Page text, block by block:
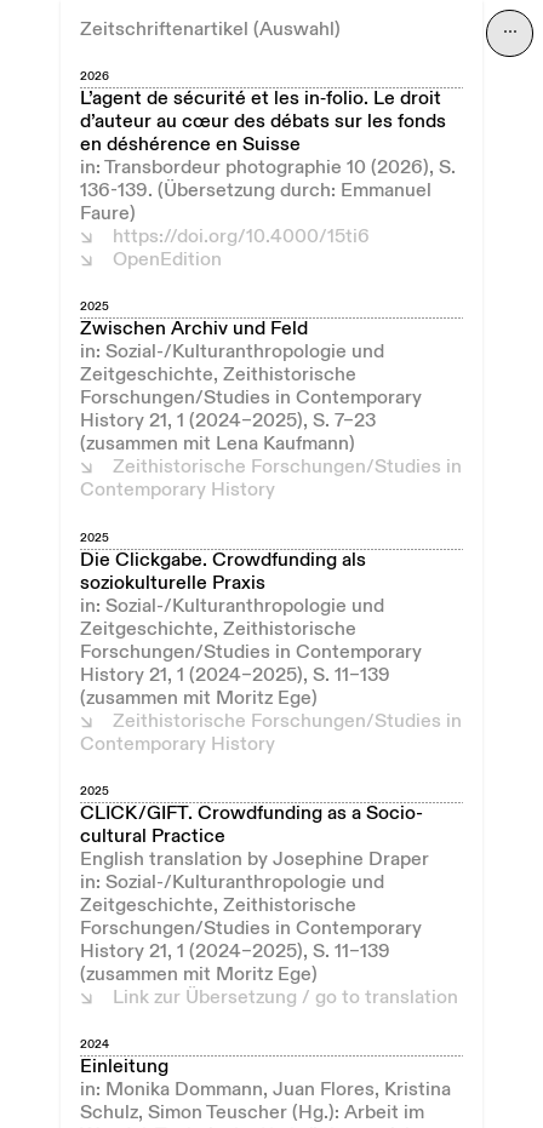
⋯
Zeitschriftenartikel (Auswahl)
2026
L’agent de sécurité et les in‑folio. Le droit
d’auteur au cœur des débats sur les fonds
en déshérence en Suisse
in: Transbordeur photographie 10 (2026), S.
136-139. (Übersetzung durch: Emmanuel
Faure)
https://doi.org/10.4000/15ti6
OpenEdition
2025
Zwischen Archiv und Feld
in: Sozial-/Kulturanthropologie und
Zeitgeschichte, Zeithistorische
Forschungen/Studies in Contemporary
History 21, 1 (2024–2025), S. 7–23
(zusammen mit Lena Kaufmann)
Zeithistorische Forschungen/Studies in
Contemporary History
2025
Die Clickgabe. Crowdfunding als
soziokulturelle Praxis
in: Sozial-/Kulturanthropologie und
Zeitgeschichte, Zeithistorische
Forschungen/Studies in Contemporary
History 21, 1 (2024–2025), S. 11–139
(zusammen mit Moritz Ege)
Zeithistorische Forschungen/Studies in
Contemporary History
2025
CLICK/GIFT. Crowdfunding as a Socio-
cultural Practice
English translation by Josephine Draper
in: Sozial-/Kulturanthropologie und
Zeitgeschichte, Zeithistorische
Forschungen/Studies in Contemporary
History 21, 1 (2024–2025), S. 11–139
(zusammen mit Moritz Ege)
Link zur Übersetzung / go to translation
2024
Einleitung
in: Monika Dommann, Juan Flores, Kristina
Schulz, Simon Teuscher (Hg.): Arbeit im